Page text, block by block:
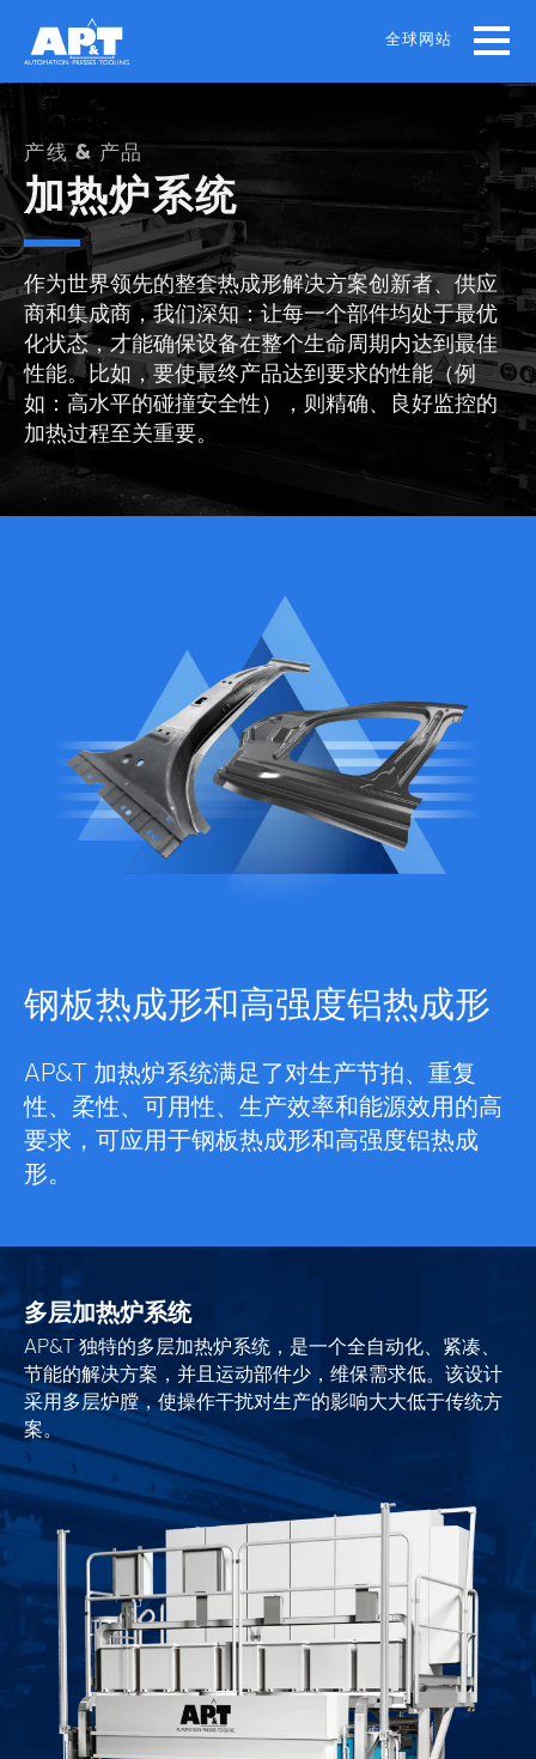
main
content
全球网站
产线 & 产品
加热炉系统
作为世界领先的整套热成形解决方案创新者、供应
商和集成商，我们深知：让每一个部件均处于最优
化状态，才能确保设备在整个生命周期内达到最佳
性能。比如，要使最终产品达到要求的性能（例
如：高水平的碰撞安全性），则精确、良好监控的
加热过程至关重要。
钢板热成形和高强度铝热成形
AP&T 加热炉系统满足了对生产节拍、重复
性、柔性、可用性、生产效率和能源效用的高
要求，可应用于钢板热成形和高强度铝热成
形。
多层加热炉系统
AP&T 独特的多层加热炉系统，是一个全自动化、紧凑、
节能的解决方案，并且运动部件少，维保需求低。该设计
采用多层炉膛，使操作干扰对生产的影响大大低于传统方
案。